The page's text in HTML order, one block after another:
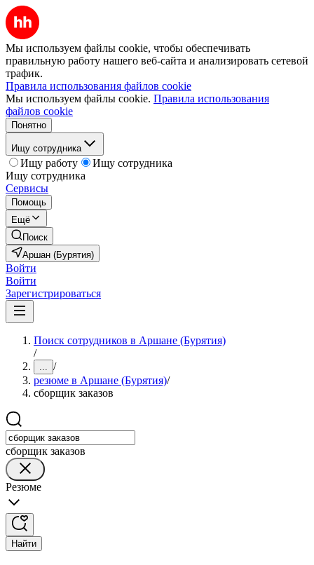
Мы используем файлы cookie, чтобы обеспечивать
правильную работу нашего веб-сайта и анализировать сетевой
трафик.
Правила использования файлов cookie
Мы используем файлы cookie. Правила использования
файлов cookie
Понятно
Ищу сотрудника
Ищу работу
Ищу сотрудника
Ищу сотрудника
Сервисы
Помощь
Ещё
Поиск
Аршан (Бурятия)
Войти
Войти
Зарегистрироваться
Поиск сотрудников в Аршане (Бурятия)
/
... /
резюме в Аршане (Бурятия)/
сборщик заказов
сборщик заказов
Резюме
Найти